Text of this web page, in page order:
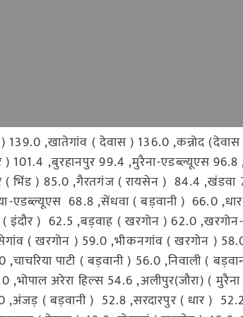
139.0 ,खातेगांव ( देवास ) 136.0 ,कन्नोद
101.4 ,बुरहानपुर 99.4 ,मुरैना-एडब्ल्यूएस
( भिंड ) 85.0 ,गैरतगंज ( रायसेन ) 84.4 ,खंडवा
एडब्ल्यूएस 68.8 ,सेंधवा ( बड़वानी ) 66.0
( इंदौर ) 62.5 ,बड़वाह ( खरगोन ) 62.0
( खरगोन ) 59.0 ,भीकनगांव ( खरगोन )
पाटी ( बड़वानी ) 56.0 ,निवाली (
,भोपाल अरेरा हिल्स 54.6 ,अलीपुर(जौरा) (
,अंजड़ ( बड़वानी ) 52.8 ,सरदारपुर ( धार )